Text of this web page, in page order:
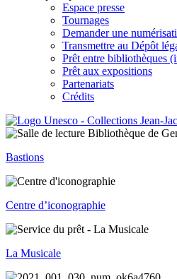
Espace presse
Tournages
Demander une
Transmettre au Dépôt
Prêt entre bibliothèques
Prêt aux expositions
Partenariats
Crédits
Bastions
Centre d’iconographie
La Musicale